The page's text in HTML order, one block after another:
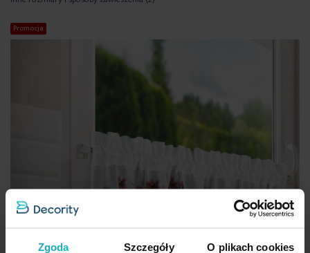
Zgoda Szczegóły O plikach cookies
Promocja